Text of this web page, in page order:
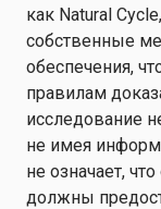
как Natural
собственные
обеспечения,
правилам
исследование
не имея
не означает,
должны